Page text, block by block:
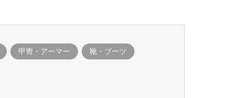
甲冑・アーマー 靴・ブーツ